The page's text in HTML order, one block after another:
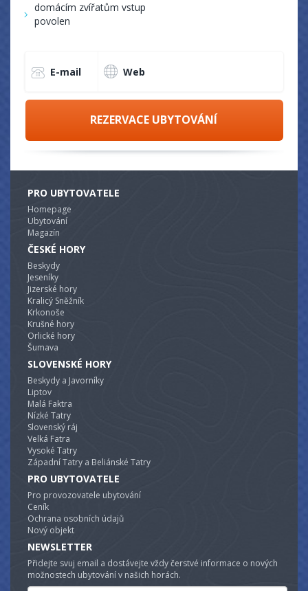
domácím zvířatům vstup
povolen
E-mail Web
REZERVACE UBYTOVÁNÍ
PRO UBYTOVATELE
Homepage
Ubytování
Magazín
ČESKÉ HORY
Beskydy
Jeseníky
Jizerské hory
Kralicý Sněžník
Krkonoše
Krušné hory
Orlické hory
Šumava
SLOVENSKÉ HORY
Beskydy a Javorníky
Liptov
Malá Faktra
Nízké Tatry
Slovenský ráj
Velká Fatra
Vysoké Tatry
Západní Tatry a Beliánské Tatry
PRO UBYTOVATELE
Pro provozovatele ubytování
Ceník
Ochrana osobních údajů
Nový objekt
NEWSLETTER
Přidejte svuj email a dostávejte vždy čerstvé informace o nových
možnostech ubytování v našich horách.